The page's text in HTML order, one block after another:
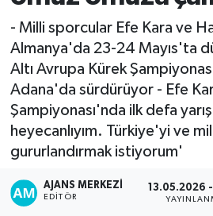
- Milli sporcular Efe Kara ve
Almanya'da 23-24 Mayıs'ta
Altı Avrupa Kürek
Adana'da sürdürüyor - Efe
Şampiyonası'nda ilk defa
heyecanlıyım. Türkiye'yi ve milli
gururlandırmak istiyorum'
AJANS MERKEZI
EDITÖR
13.05.2026 -